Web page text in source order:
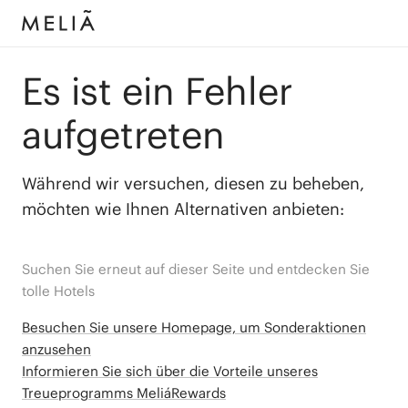
Es ist ein Fehler
aufgetreten
Während wir versuchen, diesen zu beheben,
möchten wie Ihnen Alternativen anbieten:
Suchen Sie erneut auf dieser Seite und entdecken Sie
tolle Hotels
Besuchen Sie unsere Homepage, um Sonderaktionen
anzusehen
Informieren Sie sich über die Vorteile unseres
Treueprogramms MeliáRewards